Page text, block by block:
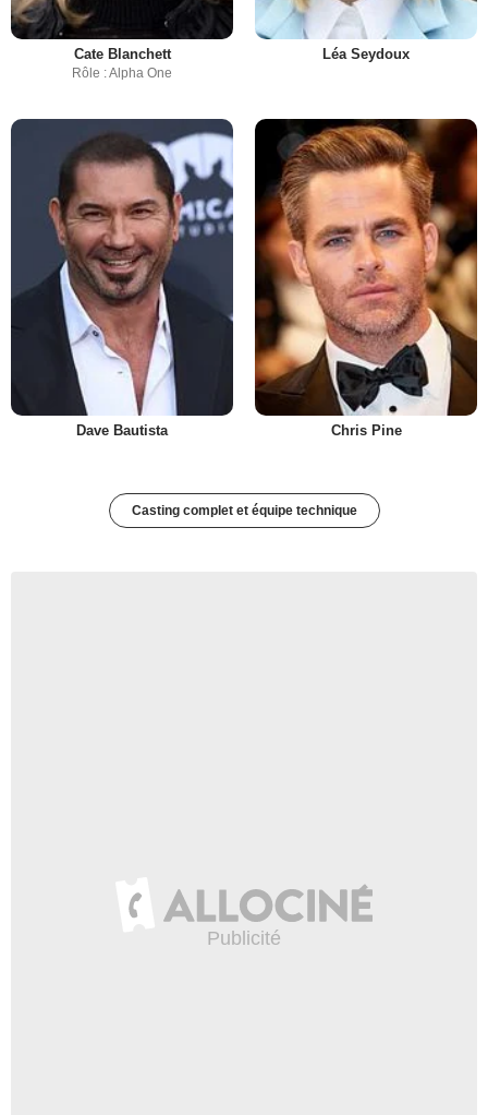
Cate Blanchett
Rôle : Alpha One
Léa Seydoux
Dave Bautista Chris Pine
Casting complet et équipe technique